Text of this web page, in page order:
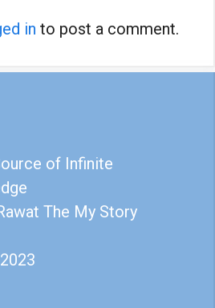
in to post a comment.
of Infinite
The My Story